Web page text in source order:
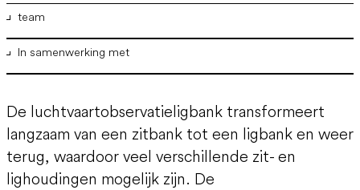
team
ir. Marco Vermeulen,
In samenwerking met
Lankhorst Plastics
Strukton Zuid Civiel
De luchtvaartobservatieligbank transformeert
langzaam van een zitbank tot een ligbank en weer
terug, waardoor veel verschillende zit- en
lighoudingen mogelijk zijn. De